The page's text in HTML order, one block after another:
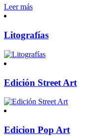
Leer más
Litografías
Edición Street Art
Edicion Pop Art